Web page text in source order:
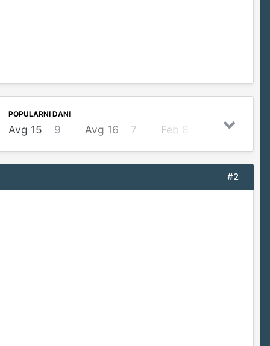
POPULARNI DANI
Avg 15 9 Avg 16 7 Feb 8
#2